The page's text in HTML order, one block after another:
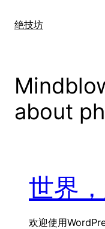
绝技坊
about
世界
欢迎使用